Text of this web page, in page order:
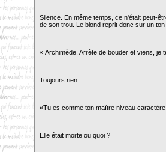
Silence. En même temps, ce n'était peut-
de son trou. Le blond reprit donc sur un
« Archimède. Arrête de bouder et viens, je
Toujours rien.
«Tu es comme ton maître niveau
Elle était morte ou quoi ?